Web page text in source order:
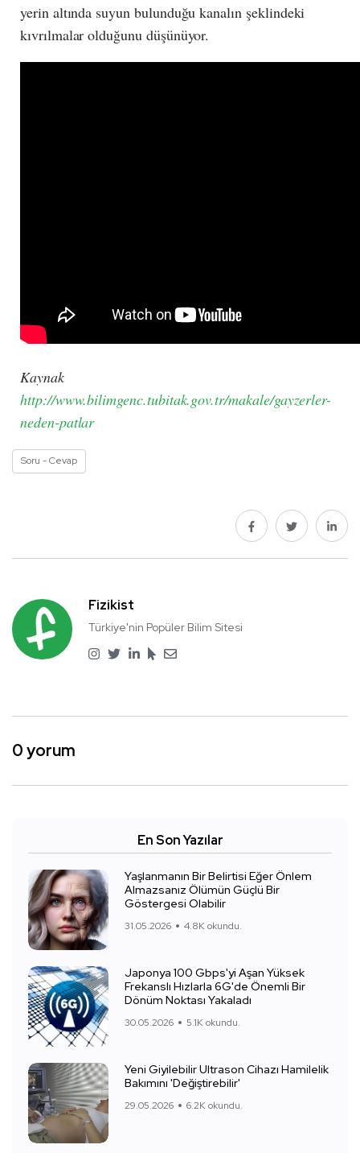
yerin altında suyun bulunduğu kanalın şeklindeki
kıvrılmalar olduğunu düşünüyor.
Kaynak
http://www.bilimgenc.tubitak.gov.tr/makale/gayzerler-
neden-patlar
Soru - Cevap
Fizikist
Türkiye'nin Popüler Bilim Sitesi
0 yorum
En Son Yazılar
Yaşlanmanın Bir Belirtisi Eğer Önlem
Almazsanız Ölümün Güçlü Bir
Göstergesi Olabilir
31.05.2026 4.8K okundu.
Japonya 100 Gbps'yi Aşan Yüksek
Frekanslı Hızlarla 6G'de Önemli Bir
Dönüm Noktası Yakaladı
30.05.2026 5.1K okundu.
Yeni Giyilebilir Ultrason Cihazı Hamilelik
Bakımını 'Değiştirebilir'
29.05.2026 6.2K okundu.